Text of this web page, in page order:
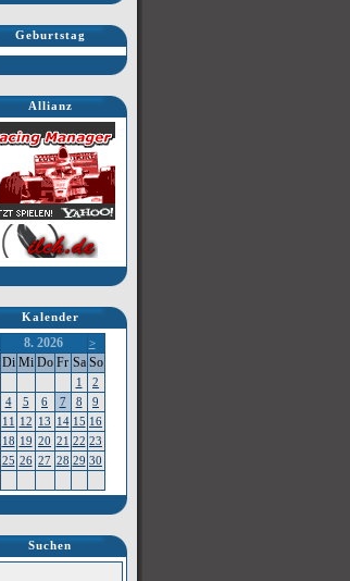
Geburtstag
Allianz
Kalender
8. 2026 >
Di Mi Do Fr Sa So
1
2
4 5 6 7 8
9
11 12 13 14 15 16
18 19 20 21 22 23
25 26 27 28 29 30
Suchen